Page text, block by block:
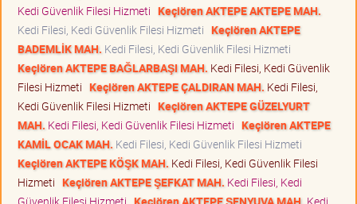
Kedi Güvenlik Filesi Hizmeti Keçiören AKTEPE AKTEPE MAH.
Kedi Filesi, Kedi Güvenlik Filesi Hizmeti Keçiören AKTEPE
BADEMLİK MAH. Kedi Filesi, Kedi Güvenlik Filesi Hizmeti
Keçiören AKTEPE BAĞLARBAŞI MAH. Kedi Filesi, Kedi Güvenlik
Filesi Hizmeti Keçiören AKTEPE ÇALDIRAN MAH. Kedi Filesi,
Kedi Güvenlik Filesi Hizmeti Keçiören AKTEPE GÜZELYURT
MAH. Kedi Filesi, Kedi Güvenlik Filesi Hizmeti Keçiören AKTEPE
KAMİL OCAK MAH. Kedi Filesi, Kedi Güvenlik Filesi Hizmeti
Keçiören AKTEPE KÖŞK MAH. Kedi Filesi, Kedi Güvenlik Filesi
Hizmeti Keçiören AKTEPE ŞEFKAT MAH. Kedi Filesi, Kedi